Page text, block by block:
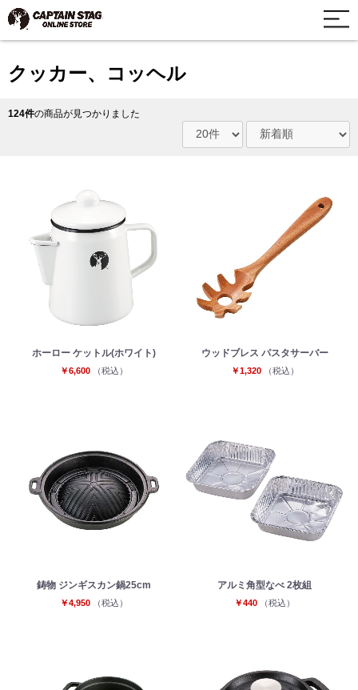
クッカー、コッヘル
124件の商品が見つかりました
ホーロー ケットル(ホワイト)
￥6,600 （税込）
ウッドブレス パスタサーバー
￥1,320 （税込）
鋳物 ジンギスカン鍋25cm
￥4,950 （税込）
アルミ角型なべ 2枚組
￥440 （税込）